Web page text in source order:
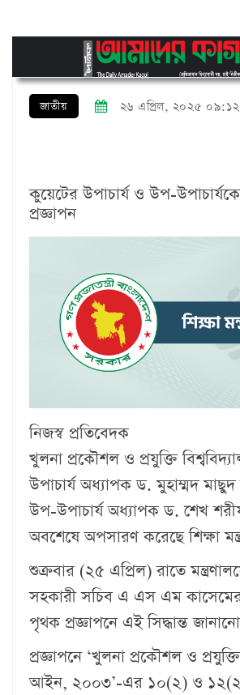
জাতীয় ২৬ এপ্রিল, ২০২৫ ০৯:১২
কুয়েটের উপাচার্য ও উপ-
প্রজ্ঞাপন
নিজস্ব প্রতিবেদক
খুলনা প্রকৌশল ও প্রযুক্তি
উপাচার্য অধ্যাপক ড. মুহাম্মদ
উপ-উপাচার্য অধ্যাপক ড. শেখ
অবশেষে অপসারণ করেছে শিক্ষা
শুক্রবার (২৫ এপ্রিল) রাতে
সহকারী সচিব এ এস এম
পৃথক প্রজ্ঞাপনে এই সিদ্ধান্ত
প্রজ্ঞাপনে ‘খুলনা প্রকৌশল ও প্রযুক্তি
আইন, ২০০৩’-এর ১০(২) ও ১২(২)